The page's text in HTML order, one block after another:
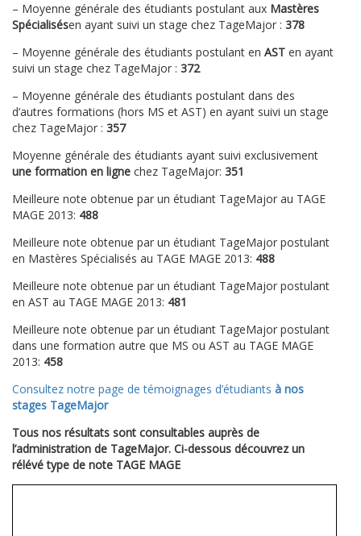
– Moyenne générale des étudiants postulant aux Mastères
Spécialisésen ayant suivi un stage chez TageMajor : 378
– Moyenne générale des étudiants postulant en AST en ayant
suivi un stage chez TageMajor : 372
– Moyenne générale des étudiants postulant dans des
d’autres formations (hors MS et AST) en ayant suivi un stage
chez TageMajor : 357
Moyenne générale des étudiants ayant suivi exclusivement
une formation en ligne chez TageMajor: 351
Meilleure note obtenue par un étudiant TageMajor au TAGE
MAGE 2013: 488
Meilleure note obtenue par un étudiant TageMajor postulant
en Mastères Spécialisés au TAGE MAGE 2013: 488
Meilleure note obtenue par un étudiant TageMajor postulant
en AST au TAGE MAGE 2013: 481
Meilleure note obtenue par un étudiant TageMajor postulant
dans une formation autre que MS ou AST au TAGE MAGE
2013: 458
Consultez notre page de témoignages d’étudiants à nos
stages TageMajor
Tous nos résultats sont consultables auprès de
l’administration de TageMajor. Ci-dessous découvrez un
rélévé type de note TAGE MAGE